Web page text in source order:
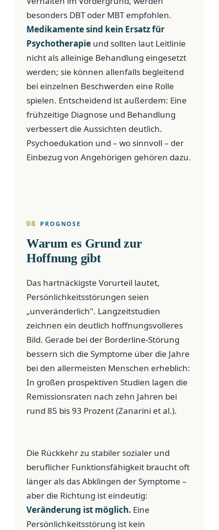
besonders DBT oder MBT empfohlen.
Medikamente sind kein Ersatz für
Psychotherapie und sollten laut Leitlinie
nicht als alleinige Behandlung eingesetzt
werden; sie können allenfalls begleitend
bei einzelnen Beschwerden eine Rolle
spielen. Entscheidend ist außerdem: Eine
frühzeitige Diagnose und Behandlung
verbessert die Aussichten deutlich.
Psychoedukation und – wo sinnvoll – der
Einbezug von Angehörigen gehören dazu.
08 PROGNOSE
Warum es Grund zur
Hoffnung gibt
Das hartnäckigste Vorurteil lautet,
Persönlichkeitsstörungen seien
„unveränderlich". Langzeitstudien
zeichnen ein deutlich hoffnungsvolleres
Bild. Gerade bei der Borderline-Störung
bessern sich die Symptome über die Jahre
bei den allermeisten Menschen erheblich:
In großen prospektiven Studien lagen die
Remissionsraten nach zehn Jahren bei
rund 85 bis 93 Prozent (Zanarini et al.).
Die Rückkehr zu stabiler sozialer und
beruflicher Funktionsfähigkeit braucht oft
länger als das Abklingen der Symptome –
aber die Richtung ist eindeutig:
Veränderung ist möglich. Eine
Persönlichkeitsstörung ist kein